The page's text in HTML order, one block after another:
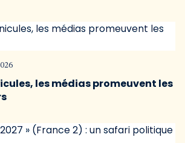
les médias promeuvent les